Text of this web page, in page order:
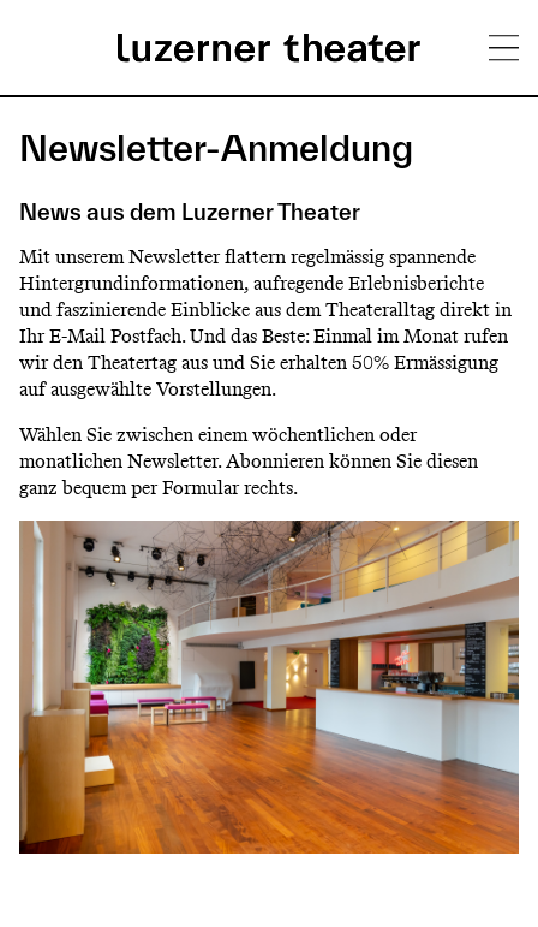
zum
Inhalt
H
u
p
t
m
e
n
ü
Newsletter-Anmeldung
News aus dem Luzerner Theater
Mit unserem Newsletter flattern regelmässig spannende
Hintergrundinformationen, aufregende Erlebnisberichte
und faszinierende Einblicke aus dem Theateralltag direkt in
Ihr E-Mail Postfach. Und das Beste: Einmal im Monat rufen
wir den Theatertag aus und Sie erhalten 50% Ermässigung
auf ausgewählte Vorstellungen.
Wählen Sie zwischen einem wöchentlichen oder
monatlichen Newsletter. Abonnieren können Sie diesen
ganz bequem per Formular rechts.